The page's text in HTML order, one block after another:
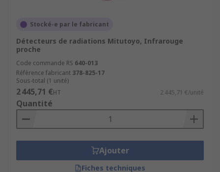
Stocké-e par le fabricant
Détecteurs de radiations Mitutoyo, Infrarouge
proche
Code commande RS 640-013
Référence fabricant 378-825-17
Sous-total (1 unité)
2 445,71 €HT 2 445,71 €/unité
Quantité
Ajouter
Fiches techniques